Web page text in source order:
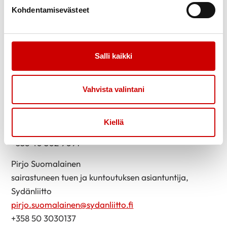
Kohdentamisevästeet
Salli kaikki
Vahvista valintani
Kiellä
jasydan.fi/toiminta
Annukka Alapappila
+358 40 502 9091
Pirjo Suomalainen
sairastuneen tuen ja kuntoutuksen asiantuntija,
Sydänliitto
pirjo.suomalainen@sydanliitto.fi
+358 50 3030137